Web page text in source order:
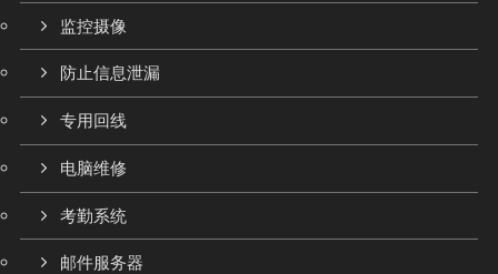
监控摄像
防止信息泄漏
专用回线
电脑维修
考勤系统
邮件服务器